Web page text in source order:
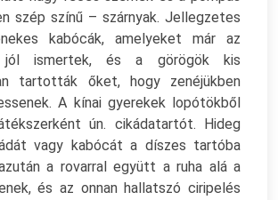
szép színű – szárnyak. Jellegzetes
kabócák, amelyeket már az
jól ismertek, és a görögök kis
tartották őket, hogy zenéjükben
A kínai gyerekek lopótökből
ún. cikádatartót. Hideg
vagy kabócát a díszes tartóba
a rovarral együtt a ruha alá a
és az onnan hallatszó ciripelés